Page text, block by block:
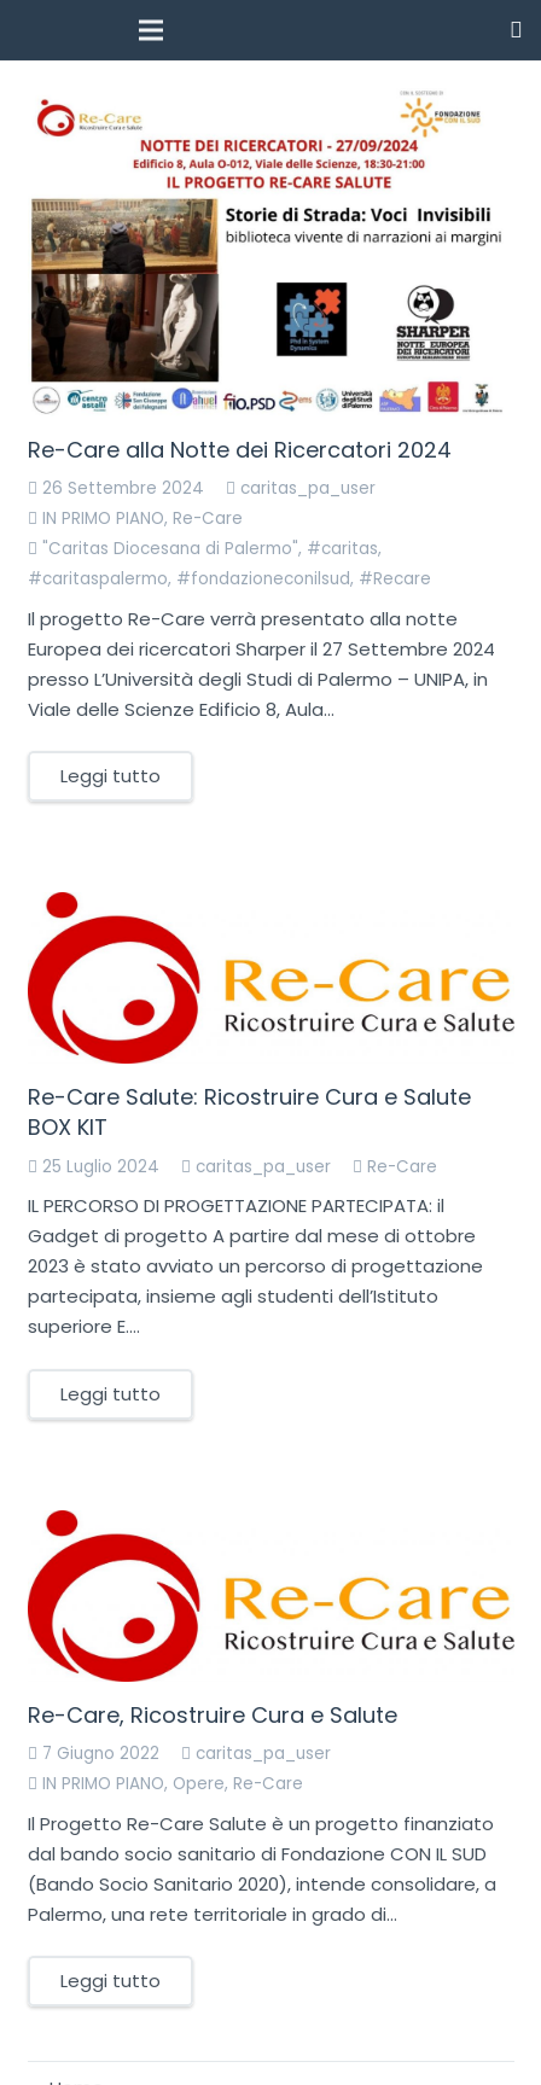
Re-Care alla Notte dei Ricercatori 2024
26 Settembre 2024
caritas_pa_user
IN PRIMO PIANO, Re-Care
"Caritas Diocesana di Palermo", #caritas,
#caritaspalermo, #fondazioneconilsud, #Recare
Il progetto Re-Care verrà presentato alla notte
Europea dei ricercatori Sharper il 27 Settembre 2024
presso L’Università degli Studi di Palermo – UNIPA, in
Viale delle Scienze Edificio 8, Aula…
Leggi tutto
Re-Care Salute: Ricostruire Cura e Salute
BOX KIT
25 Luglio 2024 caritas_pa_user Re-Care
IL PERCORSO DI PROGETTAZIONE PARTECIPATA: il
Gadget di progetto A partire dal mese di ottobre
2023 è stato avviato un percorso di progettazione
partecipata, insieme agli studenti dell’Istituto
superiore E.…
Leggi tutto
Re-Care, Ricostruire Cura e Salute
7 Giugno 2022
caritas_pa_user
IN PRIMO PIANO, Opere, Re-Care
Il Progetto Re-Care Salute è un progetto finanziato
dal bando socio sanitario di Fondazione CON IL SUD
(Bando Socio Sanitario 2020), intende consolidare, a
Palermo, una rete territoriale in grado di…
Leggi tutto